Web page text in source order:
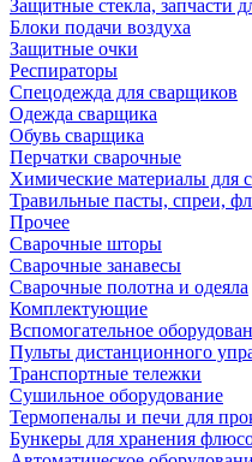
Защитные стекла, запчасти
Блоки подачи воздуха
Защитные очки
Респираторы
Спецодежда для сварщиков
Одежда сварщика
Обувь сварщика
Перчатки сварочные
Химические материалы для
Травильные пасты, спреи,
Прочее
Сварочные шторы
Сварочные занавесы
Сварочные полотна и одеяла
Комплектующие
Вспомогательное
Пульты дистанционного
Транспортные тележки
Сушильное оборудование
Термопеналы и печи для
Бункеры для хранения